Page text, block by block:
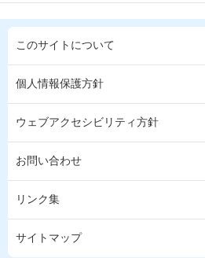
このサイトについて
個人情報保護方針
ウェブアクセシビリティ方針
お問い合わせ
リンク集
サイトマップ